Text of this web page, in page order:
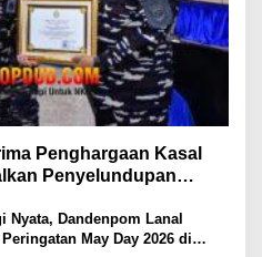
Penghargaan Kasal
Penyelundupan
Nyata, Dandenpom Lanal
May Day 2026 di